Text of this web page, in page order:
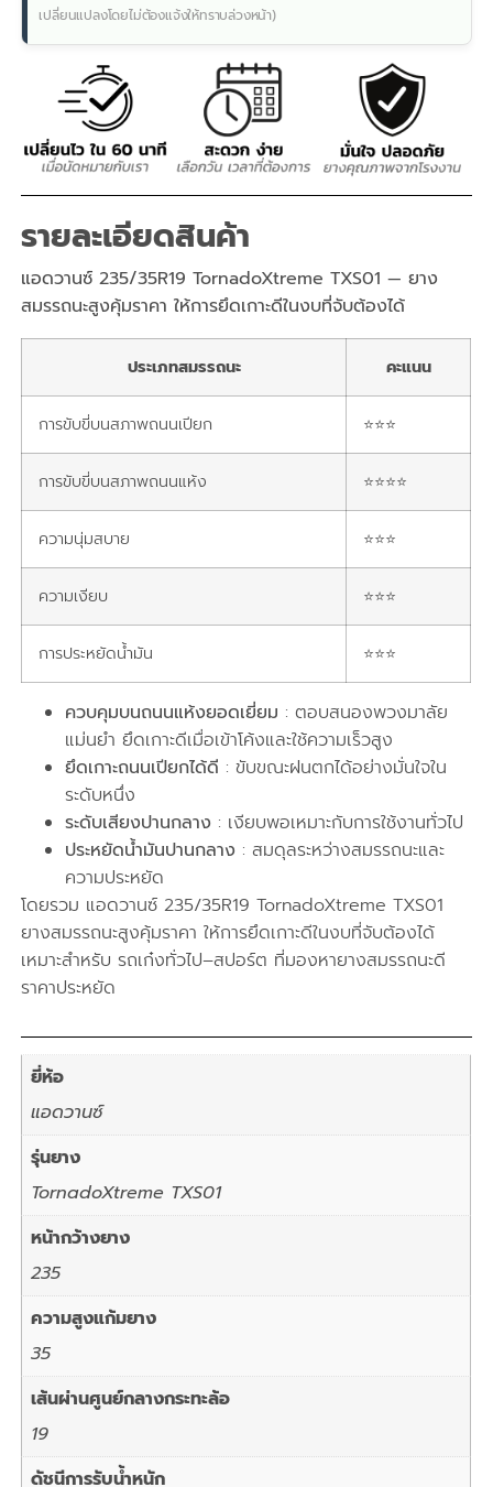
เปลี่ยนแปลงโดยไม่ต้องแจ้งให้ทราบล่วงหน้า)
รายละเอียดสินค้า
แอดวานซ์ 235/35R19 TornadoXtreme TXS01 — ยาง
สมรรถนะสูงคุ้มราคา ให้การยึดเกาะดีในงบที่จับต้องได้
ประเภทสมรรถนะ คะแนน
การขับขี่บนสภาพถนนเปียก ⭐⭐⭐
การขับขี่บนสภาพถนนแห้ง ⭐⭐⭐⭐
ความนุ่มสบาย ⭐⭐⭐
ความเงียบ ⭐⭐⭐
การประหยัดน้ำมัน ⭐⭐⭐
ควบคุมบนถนนแห้งยอดเยี่ยม : ตอบสนองพวงมาลัย
แม่นยำ ยึดเกาะดีเมื่อเข้าโค้งและใช้ความเร็วสูง
ยึดเกาะถนนเปียกได้ดี : ขับขณะฝนตกได้อย่างมั่นใจใน
ระดับหนึ่ง
ระดับเสียงปานกลาง : เงียบพอเหมาะกับการใช้งานทั่วไป
ประหยัดน้ำมันปานกลาง : สมดุลระหว่างสมรรถนะและ
ความประหยัด
โดยรวม แอดวานซ์ 235/35R19 TornadoXtreme TXS01
ยางสมรรถนะสูงคุ้มราคา ให้การยึดเกาะดีในงบที่จับต้องได้
เหมาะสำหรับ รถเก๋งทั่วไป–สปอร์ต ที่มองหายางสมรรถนะดี
ราคาประหยัด
ยี่ห้อ
แอดวานซ์
รุ่นยาง
TornadoXtreme TXS01
หน้ากว้างยาง
235
ความสูงแก้มยาง
35
เส้นผ่านศูนย์กลางกระทะล้อ
19
ดัชนีการรับน้ำหนัก